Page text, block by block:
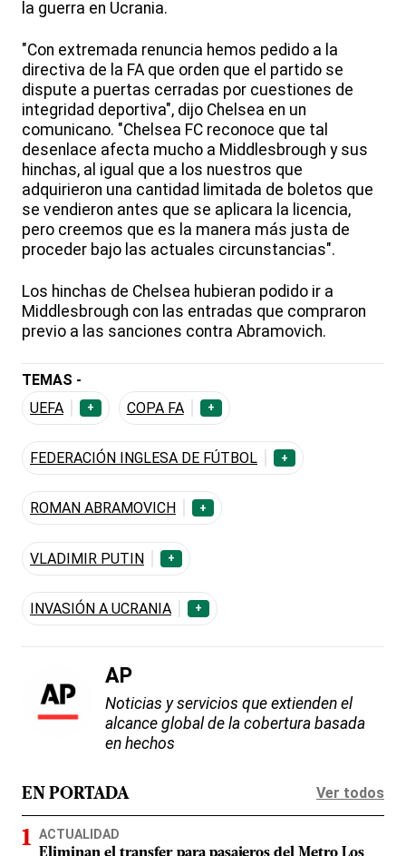
la guerra en Ucrania.
"Con extremada renuncia hemos pedido a la
directiva de la FA que orden que el partido se
dispute a puertas cerradas por cuestiones de
integridad deportiva", dijo Chelsea en un
comunicano. "Chelsea FC reconoce que tal
desenlace afecta mucho a Middlesbrough y sus
hinchas, al igual que a los nuestros que
adquirieron una cantidad limitada de boletos que
se vendieron antes que se aplicara la licencia,
pero creemos que es la manera más justa de
proceder bajo las actuales circunstancias".
Los hinchas de Chelsea hubieran podido ir a
Middlesbrough con las entradas que compraron
previo a las sanciones contra Abramovich.
TEMAS -
UEFA
+ COPA FA +
FEDERACIÓN INGLESA DE FÚTBOL +
ROMAN ABRAMOVICH +
VLADIMIR PUTIN +
INVASIÓN A UCRANIA +
AP
Noticias y servicios que extienden el
alcance global de la cobertura basada
en hechos
EN PORTADA Ver todos
ACTUALIDAD
Eliminan el transfer para pasajeros del Metro Los